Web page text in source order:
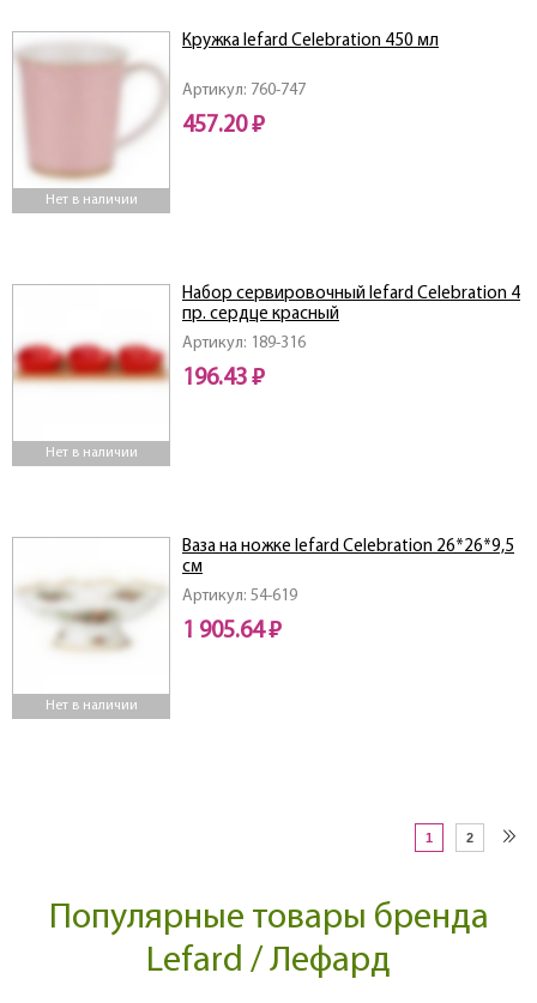
Нет в наличии
Артикул: 760-747
Кружка lefard Celebration 450 мл
457.20 ₽
Нет в наличии
Артикул: 189-316
Набор сервировочный lefard Celebration 4
пр. сердце красный
196.43 ₽
Нет в наличии
Артикул: 54-619
Ваза на ножке lefard Celebration 26*26*9,5
см
1 905.64 ₽
1 2
Популярные товары бренда
Lefard / Лефард